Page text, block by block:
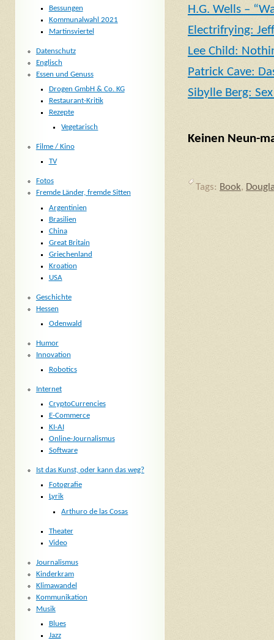
H.G. Wells –
Electrifrying:
Lee Child:
Patrick Cave:
Sibylle Berg:
Keinen Neun-
Tags: Book,
Bessungen
Kommunalwahl 2021
Martinsviertel
Datenschutz
Englisch
Essen und Genuss
Drogen GmbH & Co. KG
Restaurant-Kritik
Rezepte
Vegetarisch
Filme / Kino
TV
Fotos
Fremde Länder, fremde Sitten
Argentinien
Brasilien
China
Great Britain
Griechenland
Kroation
USA
Geschichte
Hessen
Odenwald
Humor
Innovation
Robotics
Internet
CryptoCurrencies
E-Commerce
KI-AI
Online-Journalismus
Software
Ist das Kunst, oder kann das weg?
Fotografie
Lyrik
Arthuro de las Cosas
Theater
Video
Journalismus
Kinderkram
Klimawandel
Kommunikation
Musik
Blues
Jazz